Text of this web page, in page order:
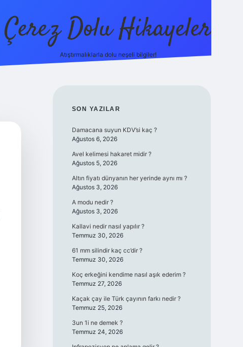
Çerez Dolu Hikayeler
Atıştırmalıklarla dolu neşeli bilgiler!
SIDEBAR
SON YAZILAR
Damacana suyun KDV’si kaç ?
Ağustos 6, 2026
Avel kelimesi hakaret midir ?
Ağustos 5, 2026
Altın fiyatı dünyanın her yerinde aynı mı ?
Ağustos 3, 2026
A modu nedir ?
Ağustos 3, 2026
Kallavi nedir nasıl yapılır ?
Temmuz 30, 2026
61 mm silindir kaç cc’dir ?
Temmuz 30, 2026
Koç erkeğini kendime nasıl aşık ederim ?
Temmuz 27, 2026
Kaçak çay ile Türk çayının farkı nedir ?
Temmuz 25, 2026
3un 1i ne demek ?
Temmuz 24, 2026